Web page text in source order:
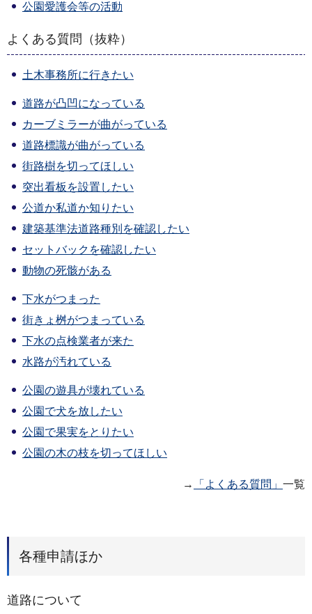
公園愛護会等の活動
よくある質問（抜粋）
土木事務所に行きたい
道路が凸凹になっている
カーブミラーが曲がっている
道路標識が曲がっている
街路樹を切ってほしい
突出看板を設置したい
公道か私道か知りたい
建築基準法道路種別を確認したい
セットバックを確認したい
動物の死骸がある
下水がつまった
街きょ桝がつまっている
下水の点検業者が来た
水路が汚れている
公園の遊具が壊れている
公園で犬を放したい
公園で果実をとりたい
公園の木の枝を切ってほしい
→ 「よくある質問」 一覧
各種申請ほか
道路について